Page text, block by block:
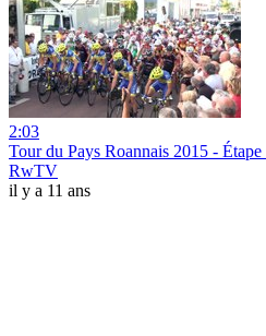
2:03
Tour du Pays Roannais 2015 -
RwTV
il y a 11 ans